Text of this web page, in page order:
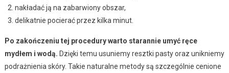
nakładać ją na zabarwiony obszar,
delikatnie pocierać przez kilka minut.
Po zakończeniu tej procedury warto starannie umyć ręce
mydłem i wodą. Dzięki temu usuniemy resztki pasty oraz unikniemy
podrażnienia skóry. Takie naturalne metody są szczególnie cenione